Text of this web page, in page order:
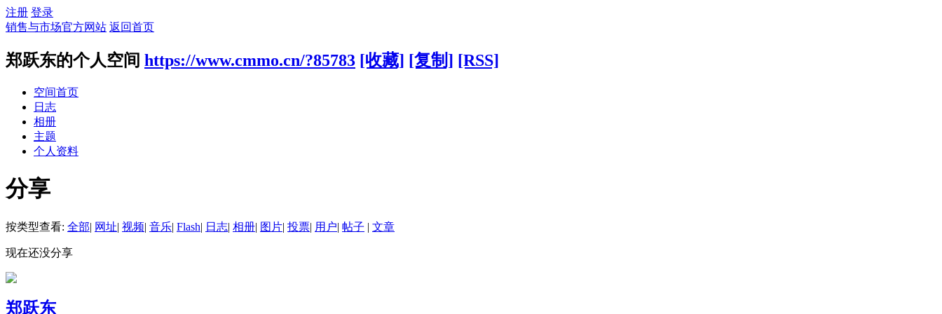
注册 登录
销售与市场官方网站 返回首页
郑跃东的个人空间 https://www.cmmo.cn/?85783 [收藏] [复制] [RSS]
空间首页
日志
相册
主题
个人资料
分享
按类型查看: 全部| 网址| 视频| 音乐| Flash| 日志| 相册| 图片| 投票| 用户| 帖子 | 文章
现在还没分享
郑跃东